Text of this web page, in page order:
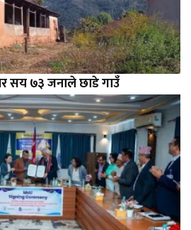
सय ७३ जनाले छाडे गाउँ